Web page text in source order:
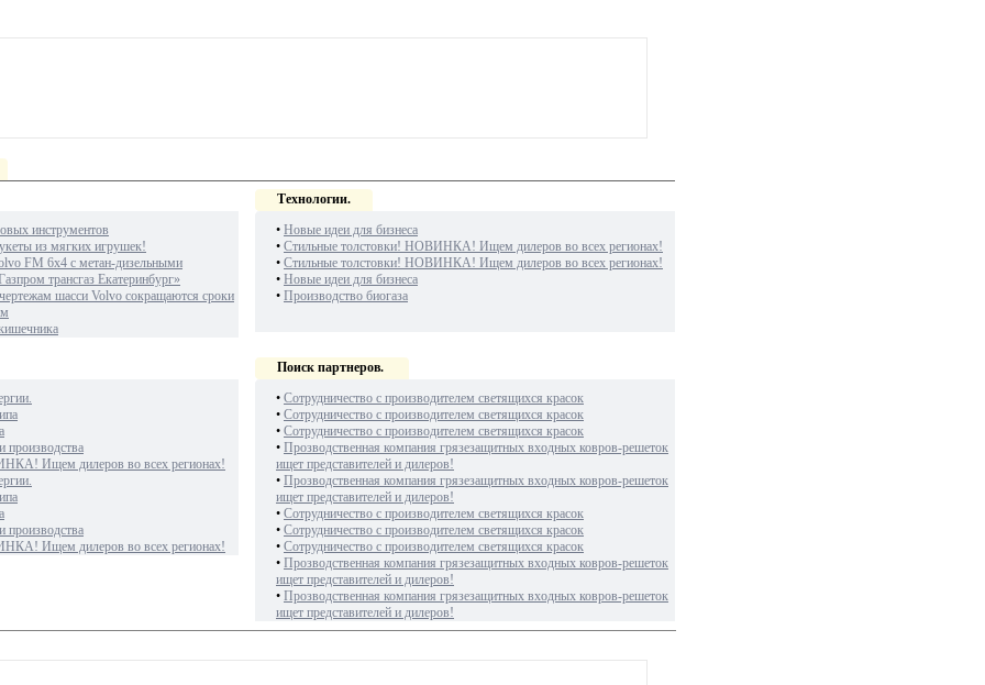
инструментов
из мягких игрушек!
FM 6х4 с метан-дизельными
трансгаз Екатеринбург»
шасси Volvo сокращаются сроки
Технологии.
• Новые идеи для бизнеса
• Стильные толстовки! НОВИНКА! Ищем дилеров во всех регионах!
• Стильные толстовки! НОВИНКА! Ищем дилеров во всех регионах!
• Новые идеи для бизнеса
• Производство биогаза
производства
Ищем дилеров во всех регионах!
производства
Ищем дилеров во всех регионах!
Поиск партнеров.
• Сотрудничество с производителем светящихся красок
• Сотрудничество с производителем светящихся красок
• Сотрудничество с производителем светящихся красок
• Прозводственная компания грязезащитных входных ковров-решеток
ищет представителей и дилеров!
• Прозводственная компания грязезащитных входных ковров-решеток
ищет представителей и дилеров!
• Сотрудничество с производителем светящихся красок
• Сотрудничество с производителем светящихся красок
• Сотрудничество с производителем светящихся красок
• Прозводственная компания грязезащитных входных ковров-решеток
ищет представителей и дилеров!
• Прозводственная компания грязезащитных входных ковров-решеток
ищет представителей и дилеров!